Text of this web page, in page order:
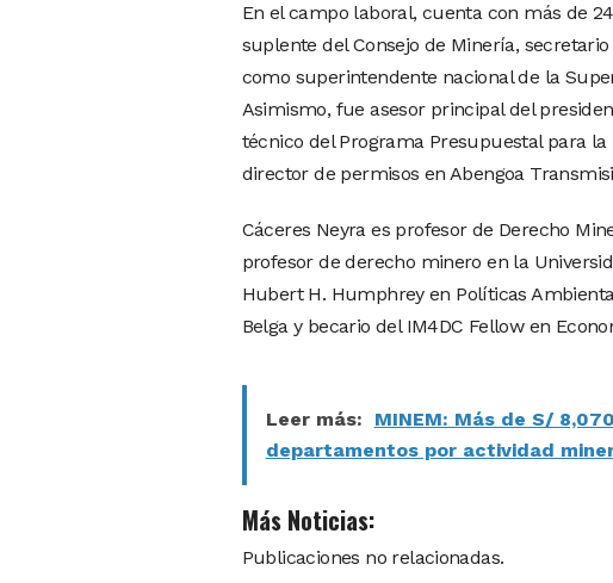
En el campo laboral, cuenta con más de
suplente del Consejo de Minería,
como superintendente nacional de la
Asimismo, fue asesor principal del
técnico del Programa Presupuestal para
director de permisos en Abengoa
Cáceres Neyra es profesor de Derecho
profesor de derecho minero en la
Hubert H. Humphrey en Políticas
Belga y becario del IM4DC Fellow en
Leer más:
MINEM: Más de S/
departamentos por actividad
Más Noticias:
Publicaciones no relacionadas.